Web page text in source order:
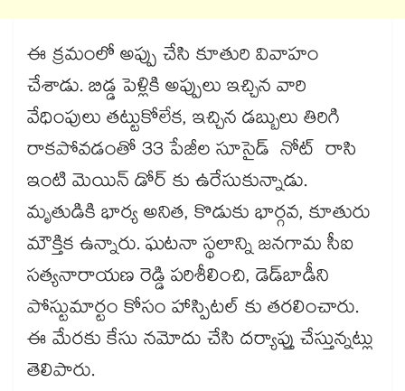
ఈ క్రమంలో అప్పు చేసి కూతురి వివాహం
చేశాడు. బిడ్డ పెళ్లికి అప్పులు ఇచ్చిన వారి
వేధింపులు తట్టుకోలేక, ఇచ్చిన డబ్బులు తిరిగి
రాకపోవడంతో 33 పేజీల సూసైడ్ నోట్ రాసి
ఇంటి మెయిన్​ డోర్ కు ఉరేసుకున్నాడు.
మృతుడికి భార్య అనిత, కొడుకు భార్గవ, కూతురు
మౌక్తిక ఉన్నారు. ఘటనా స్థలాన్ని జనగామ సీఐ
సత్యనారాయణ రెడ్డి పరిశీలించి, డెడ్​బాడీని
పోస్టుమార్టం కోసం హాస్పిటల్ కు తరలించారు.
ఈ మేరకు కేసు నమోదు చేసి దర్యాప్తు చేస్తున్నట్లు
తెలిపారు.